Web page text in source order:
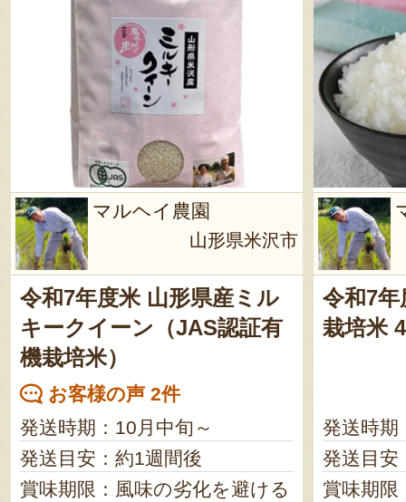
マルヘイ農園
山形県米沢市
令和7年度米 山形県産ミル
キークイーン（JAS認証有
機栽培米）
お客様の声 2件
発送時期：10月中旬～
発送目安：約1週間後
賞味期限：風味の劣化を避ける
令和7年
栽培米
発送時期
発送目安
賞味期限